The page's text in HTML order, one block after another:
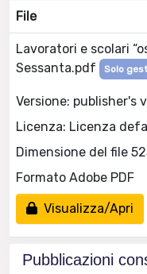
File
Lavoratori e scolari
Sessanta.pdf
Solo
Versione: publisher's
Licenza: Licenza
Dimensione del file
Formato Adobe PDF
Visualizza/Apri
Pubblicazioni